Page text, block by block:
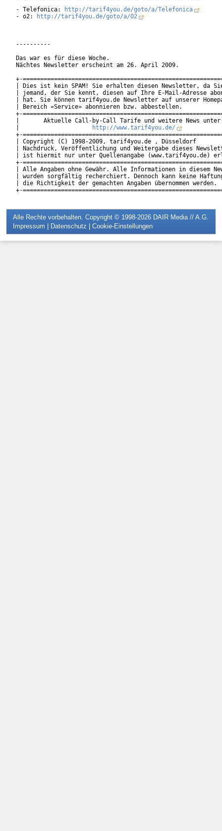
- Telefonica:
http://tarif4you.de/goto/a/Telefonica
- o2:
http://tarif4you.de/goto/a/O2
----------
Das war es für diese Woche.
Nächtes Newsletter erscheint am 26. April 2009.
+-
| Dies ist kein SPAM! Sie erhalten diesen Newsletter, da
| jemand, der Sie kennt, diesen auf Ihre E-Mail-Adresse
| hat. Sie können tarif4you.de Newsletter auf unserer
| Bereich «Service» abonnieren bzw. abbestellen.
+-
|       Aktuelle Call-by-Call Tarife und weitere News
http://www.tarif4you.de/
+-
| Copyright (C) 1998-2009, tarif4you.de , Düsseldorf
| Nachdruck, Veröffentlichung und Weitergabe dieses
| ist hiermit nur unter Quellenangabe (www.tarif4you.de)
+-
| Alle Angaben ohne Gewähr. Alle Informationen in diesem
| wurden sorgfältig recherchiert. Dennoch kann keine
| die Richtigkeit der gemachten Angaben übernommen
Alle Rechte vorbehalten. Copyright © 1998-2026 DAIR Media // A.G.
Impressum | Datenschutz | Cookie-Einstellungen